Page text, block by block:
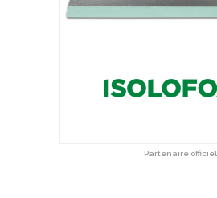
Partenaire officiel